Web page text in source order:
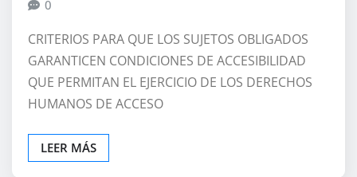
0
CRITERIOS PARA QUE LOS SUJETOS OBLIGADOS
GARANTICEN CONDICIONES DE ACCESIBILIDAD
QUE PERMITAN EL EJERCICIO DE LOS DERECHOS
HUMANOS DE ACCESO
LEER MÁS